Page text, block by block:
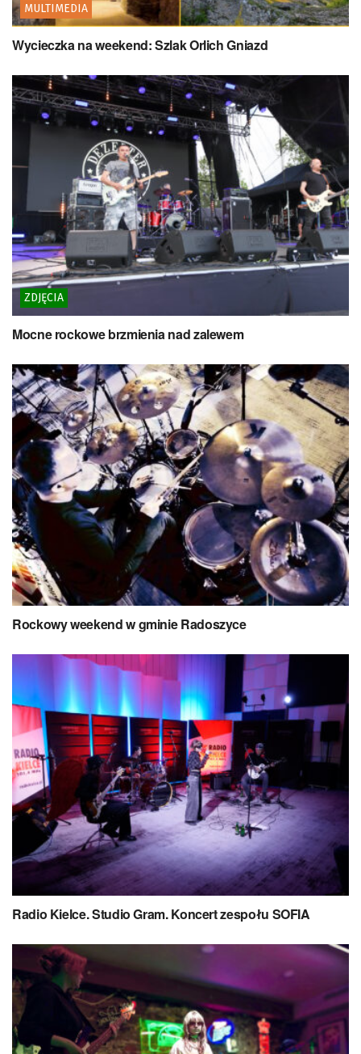
MULTIMEDIA
Wycieczka na weekend: Szlak Orlich Gniazd
ZDJĘCIA
Mocne rockowe brzmienia nad zalewem
Rockowy weekend w gminie Radoszyce
Radio Kielce. Studio Gram. Koncert zespołu SOFIA